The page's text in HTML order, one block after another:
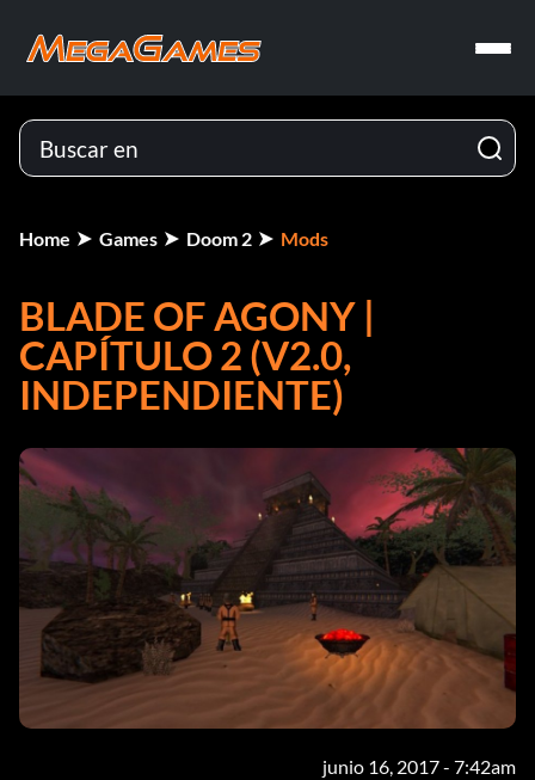
Home Games Doom 2 Mods
BLADE OF AGONY |
CAPÍTULO 2 (V2.0,
INDEPENDIENTE)
junio 16, 2017 - 7:42am